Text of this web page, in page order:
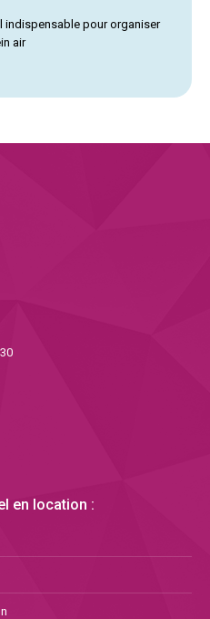
indispensable pour organiser
air
en location :